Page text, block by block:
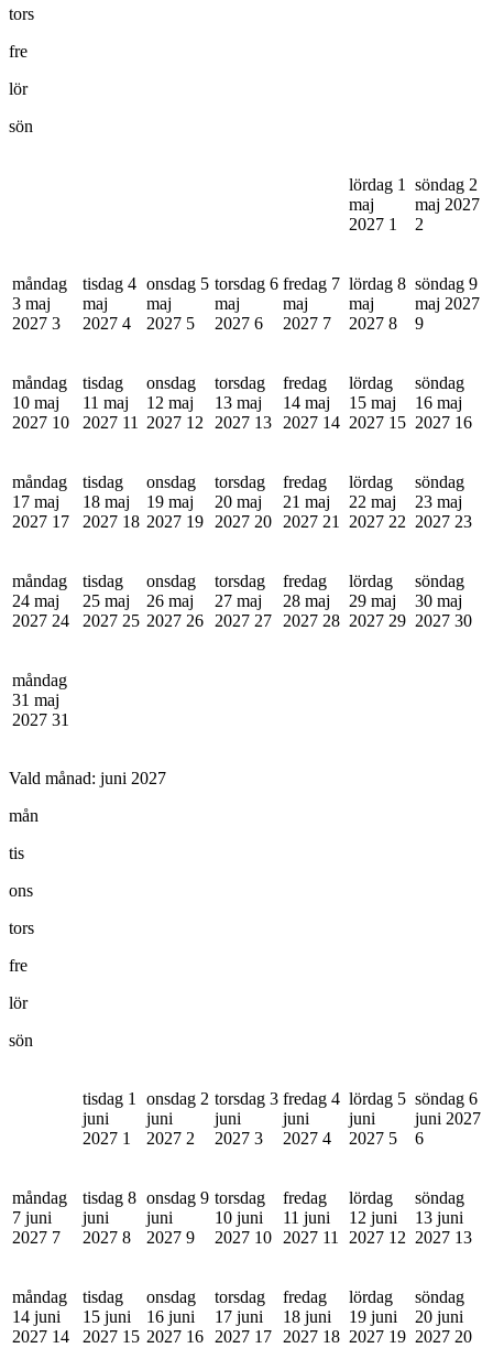
tors
fre
lör
sön
lördag 1
maj
2027 1
söndag 2
maj 2027
2
måndag
3 maj
2027 3
tisdag 4
maj
2027 4
onsdag 5
maj
2027 5
torsdag 6
maj
2027 6
fredag 7
maj
2027 7
lördag 8
maj
2027 8
söndag 9
maj 2027
9
måndag
10 maj
2027 10
tisdag
11 maj
2027 11
onsdag
12 maj
2027 12
torsdag
13 maj
2027 13
fredag
14 maj
2027 14
lördag
15 maj
2027 15
söndag
16 maj
2027 16
måndag
17 maj
2027 17
tisdag
18 maj
2027 18
onsdag
19 maj
2027 19
torsdag
20 maj
2027 20
fredag
21 maj
2027 21
lördag
22 maj
2027 22
söndag
23 maj
2027 23
måndag
24 maj
2027 24
tisdag
25 maj
2027 25
onsdag
26 maj
2027 26
torsdag
27 maj
2027 27
fredag
28 maj
2027 28
lördag
29 maj
2027 29
söndag
30 maj
2027 30
måndag
31 maj
2027 31
Vald månad: juni 2027
mån
tis
ons
tors
fre
lör
sön
tisdag 1
juni
2027 1
onsdag 2
juni
2027 2
torsdag 3
juni
2027 3
fredag 4
juni
2027 4
lördag 5
juni
2027 5
söndag 6
juni 2027
6
måndag
7 juni
2027 7
tisdag 8
juni
2027 8
onsdag 9
juni
2027 9
torsdag
10 juni
2027 10
fredag
11 juni
2027 11
lördag
12 juni
2027 12
söndag
13 juni
2027 13
måndag
14 juni
2027 14
tisdag
15 juni
2027 15
onsdag
16 juni
2027 16
torsdag
17 juni
2027 17
fredag
18 juni
2027 18
lördag
19 juni
2027 19
söndag
20 juni
2027 20